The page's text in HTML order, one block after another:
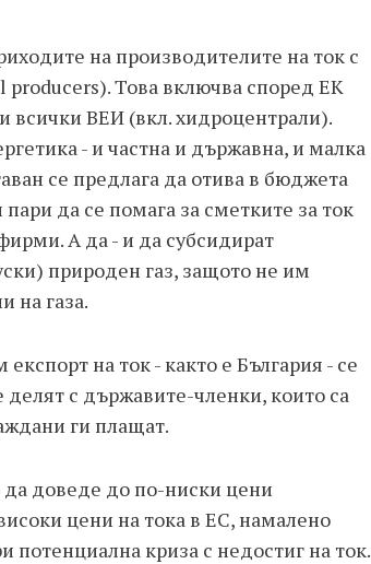
на производителите на ток с
producers). Това включва според ЕК
ВЕИ (вкл. хидроцентрали).
- и частна и държавна, и малка
се предлага да отива в бюджета
да се помага за сметките за ток
А да - и да субсидират
природен газ, защото не им
на газа.
на ток - както е България - се
с държавите-членки, които са
ги плащат.
да доведе до по-ниски цени
цени на тока в ЕС, намалено
потенциална криза с недостиг на ток.